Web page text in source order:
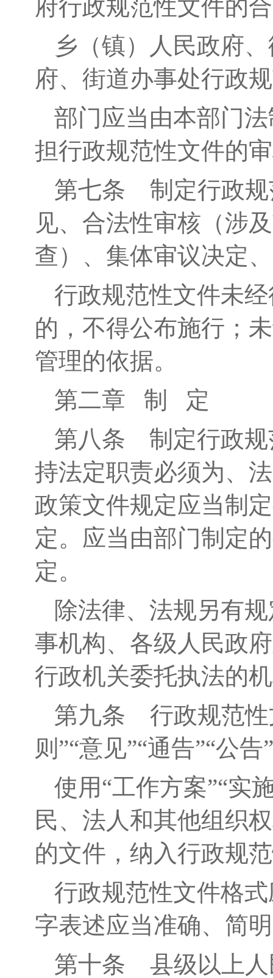
府行政规范性文件的
乡（镇）人民政府
府、街道办事处行政
部门应当由本部门
担行政规范性文件的
第七条
制定行政
见、合法性审核（涉
查）、集体审议决定
行政规范性文件未
的，不得公布施行；
管理的依据。
第二章
制
定
第八条 制定行政
持法定职责必须为、
政策文件规定应当制
定。应当由部门制定
定。
除法律、法规另有
事机构、各级人民政
行政机关委托执法的
第九条 行政规范
则”“意见”“通告”“公
使用 “工作方案”“实
民、法人和其他组织
的文件，纳入行政规
行政规范性文件格
字表述应当准确、简
第十条 县级以上